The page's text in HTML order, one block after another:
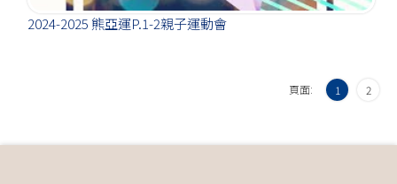
2024-2025 熊亞運P.1-2親子運動會
頁面: 1 2